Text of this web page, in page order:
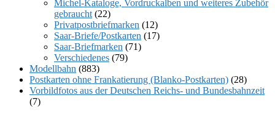
Michel-Kataloge, Vordruckalben und weiteres Zubehör
gebraucht (22)
Privatpostbriefmarken (12)
Saar-Briefe/Postkarten (17)
Saar-Briefmarken (71)
Verschiedenes (79)
Modellbahn (883)
Postkarten ohne Frankatierung (Blanko-Postkarten) (28)
Vorbildfotos aus der Deutschen Reichs- und Bundesbahnzeit
(7)